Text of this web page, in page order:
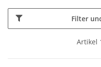
Filter
Artikel